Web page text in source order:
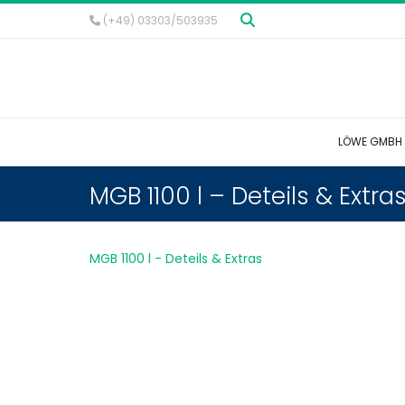
(+49) 03303/503935
LÖWE GMBH
MGB 1100 l – Deteils & Extras
MGB 1100 l - Deteils & Extras